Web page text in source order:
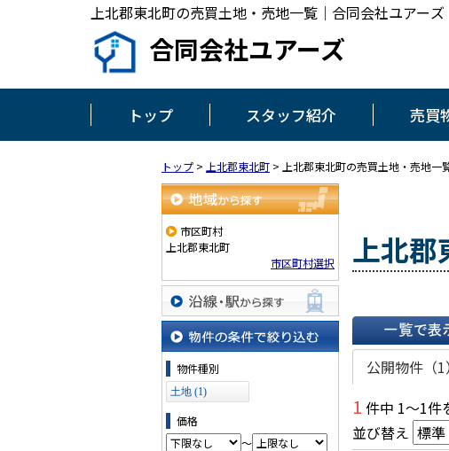
上北郡東北町の売買土地・売地一覧｜合同会社ユアーズ
合同会社ユアーズ
トップ スタッフ紹介 売買
トップ > 上北郡東北町 > 上北郡東北町の売買土地・売地一
地域から探す
市区町村
上北郡東北町
市区町村選択
沿線・駅から探す
物件の条件で絞り込む
物件種別
土地 (1)
価格
～
上北郡
一覧で表示
公開物件（1）
1 件中 1～1件
並び替え